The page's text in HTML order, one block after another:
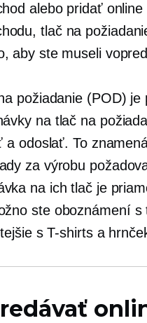
alebo pridať
tlač na
aby ste museli
požiadanie (POD) je
na tlač na
a odoslať. To
za výrobu
na ich tlač je
ste oboznámení
sT-shirtsa